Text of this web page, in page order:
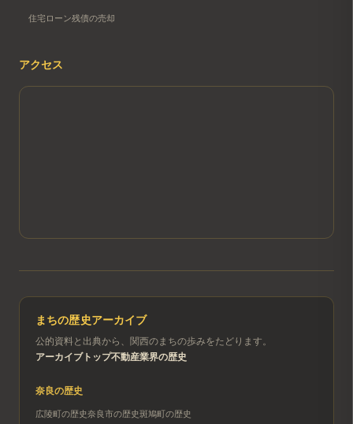
住宅ローン残債の売却
アクセス
まちの歴史アーカイブ
公的資料と出典から、関西のまちの歩みをたどります。
アーカイブトップ不動産業界の歴史
奈良の歴史
広陵町の歴史奈良市の歴史斑鳩町の歴史